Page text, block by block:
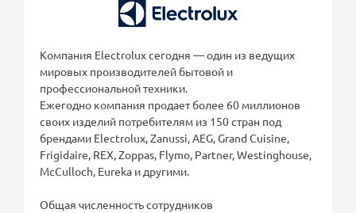
Компания Electrolux сегодня — один из ведущих
мировых производителей бытовой и
профессиональной техники.
Ежегодно компания продает более 60 миллионов
своих изделий потребителям из 150 стран под
брендами Electrolux, Zanussi, AEG, Grand Cuisine,
Frigidaire, REX, Zoppas, Flymo, Partner, Westinghouse,
McCulloch, Eureka и другими.
Общая численность сотрудников